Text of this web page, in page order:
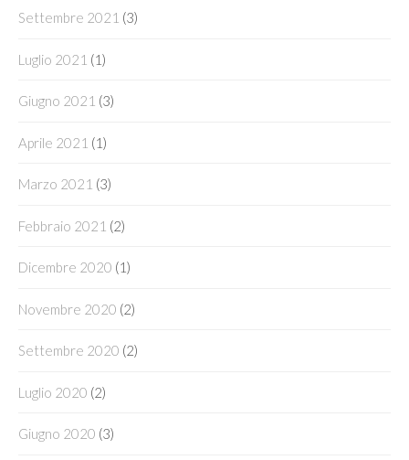
Settembre 2021 (3)
Luglio 2021 (1)
Giugno 2021 (3)
Aprile 2021 (1)
Marzo 2021 (3)
Febbraio 2021 (2)
Dicembre 2020 (1)
Novembre 2020 (2)
Settembre 2020 (2)
Luglio 2020 (2)
Giugno 2020 (3)